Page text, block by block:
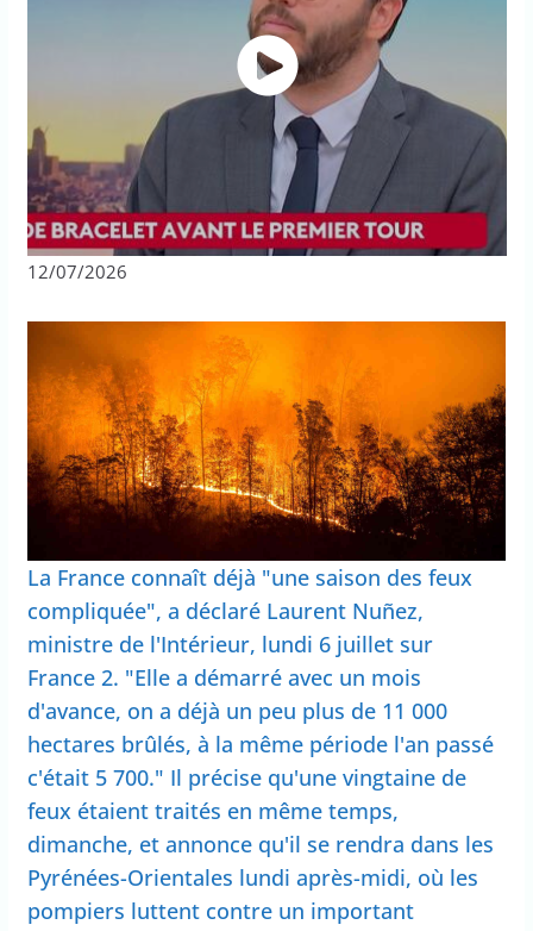
12/07/2026
La France connaît déjà "une saison des feux
compliquée", a déclaré Laurent Nuñez,
ministre de l'Intérieur, lundi 6 juillet sur
France 2. "Elle a démarré avec un mois
d'avance, on a déjà un peu plus de 11 000
hectares brûlés, à la même période l'an passé
c'était 5 700." Il précise qu'une vingtaine de
feux étaient traités en même temps,
dimanche, et annonce qu'il se rendra dans les
Pyrénées-Orientales lundi après-midi, où les
pompiers luttent contre un important